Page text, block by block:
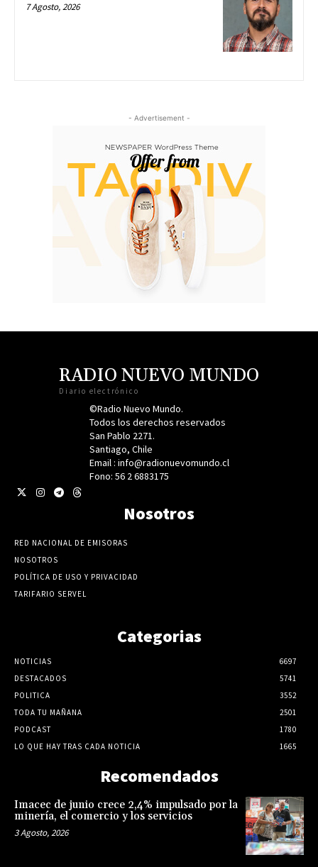
7 Agosto, 2026
- Advertisement -
RADIO NUEVO MUNDO
Diario electrónico
©Radio Nuevo Mundo.
Todos los derechos reservados
San Pablo 2271.
Santiago, Chile
Email : info@radionuevomundo.cl
Fono: 56 2 6883175
Nosotros
RED NACIONAL DE EMISORAS
NOSOTROS
POLÍTICA DE USO Y PRIVACIDAD
TARIFARIO SERVEL
Categorias
NOTICIAS
6697
DESTACADOS
5741
POLITICA
3552
TODA TU MAÑANA
2501
PODCAST
1780
LO QUE HAY TRAS CADA NOTICIA
1665
Recomendados
Imacec de junio crece 2,4% impulsado por la
minería, el comercio y los servicios
3 Agosto, 2026